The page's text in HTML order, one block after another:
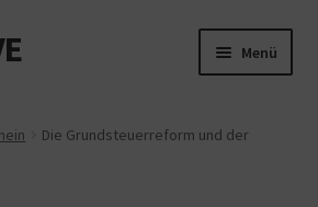
Menü
Die Grundsteuerreform und der